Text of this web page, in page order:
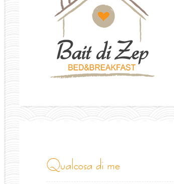
qualcosa di me